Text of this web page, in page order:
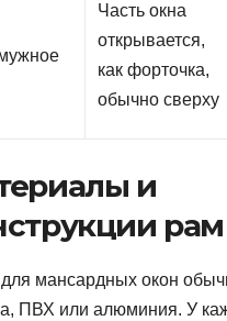
Часть окна
открывается,
как форточка,
обычно сверху
и
рам
мансардных окон
ПВХ или алюминия. У